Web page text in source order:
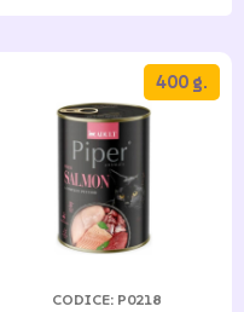
CODICE: P0218
400 g.